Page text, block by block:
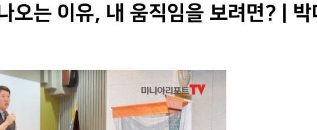
는 이유, 내 움직임을 보려면? | 박